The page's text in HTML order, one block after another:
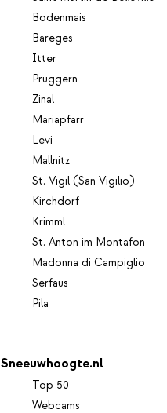
Bodenmais
Bareges
Itter
Pruggern
Zinal
Mariapfarr
Levi
Mallnitz
St. Vigil (San Vigilio)
Kirchdorf
Krimml
St. Anton im Montafon
Madonna di Campiglio
Serfaus
Pila
Sneeuwhoogte.nl
Top 50
Webcams